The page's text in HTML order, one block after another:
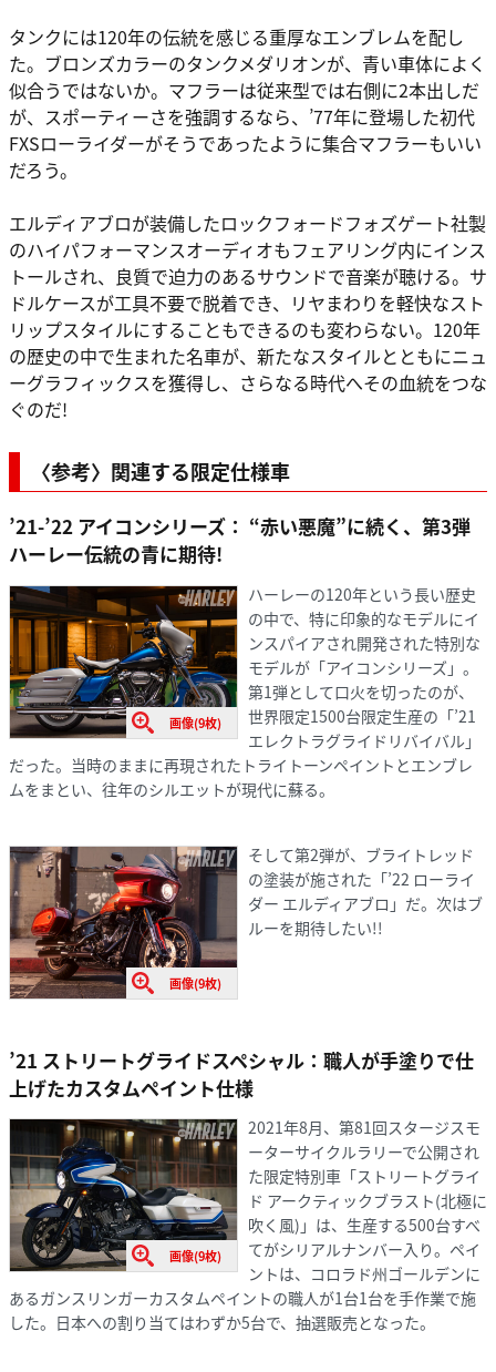
タンクには120年の伝統を感じる重厚なエンブレムを配し
た。ブロンズカラーのタンクメダリオンが、青い車体によく
似合うではないか。マフラーは従来型では右側に2本出しだ
が、スポーティーさを強調するなら、’77年に登場した初代
FXSローライダーがそうであったように集合マフラーもいい
だろう。
エルディアブロが装備したロックフォードフォズゲート社製
のハイパフォーマンスオーディオもフェアリング内にインス
トールされ、良質で迫力のあるサウンドで音楽が聴ける。サ
ドルケースが工具不要で脱着でき、リヤまわりを軽快なスト
リップスタイルにすることもできるのも変わらない。120年
の歴史の中で生まれた名車が、新たなスタイルとともにニュ
ーグラフィックスを獲得し、さらなる時代へその血統をつな
ぐのだ!
〈参考〉関連する限定仕様車
’21-’22 アイコンシリーズ： “赤い悪魔”に続く、第3弾
ハーレー伝統の青に期待!
画像(9枚)
ハーレーの120年という長い歴史
の中で、特に印象的なモデルにイ
ンスパイアされ開発された特別な
モデルが「アイコンシリーズ」。
第1弾として口火を切ったのが、
世界限定1500台限定生産の「’21
エレクトラグライドリバイバル」
だった。当時のままに再現されたトライトーンペイントとエンブレ
ムをまとい、往年のシルエットが現代に蘇る。
画像(9枚)
そして第2弾が、ブライトレッド
の塗装が施された「’22 ローライ
ダー エルディアブロ」だ。次はブ
ルーを期待したい!!
’21 ストリートグライドスペシャル：職人が手塗りで仕
上げたカスタムペイント仕様
画像(9枚)
2021年8月、第81回スタージスモ
ーターサイクルラリーで公開され
た限定特別車「ストリートグライ
ド アークティックブラスト(北極に
吹く風)」は、生産する500台すべ
てがシリアルナンバー入り。ペイ
ントは、コロラド州ゴールデンに
あるガンスリンガーカスタムペイントの職人が1台1台を手作業で施
した。日本への割り当てはわずか5台で、抽選販売となった。